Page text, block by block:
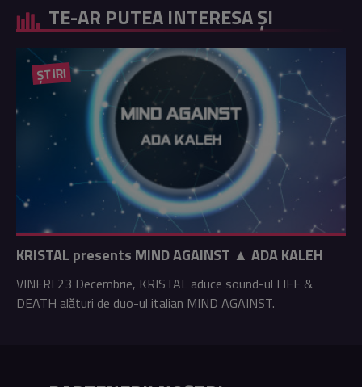
TE-AR PUTEA INTERESA ȘI
ȘTIRI
KRISTAL presents MIND AGAINST ▲ ADA KALEH
VINERI 23 Decembrie, KRISTAL aduce sound-ul LIFE &
DEATH alături de duo-ul italian MIND AGAINST.